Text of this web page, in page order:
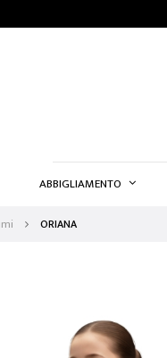
ABBIGLIAMENTO
ORIANA